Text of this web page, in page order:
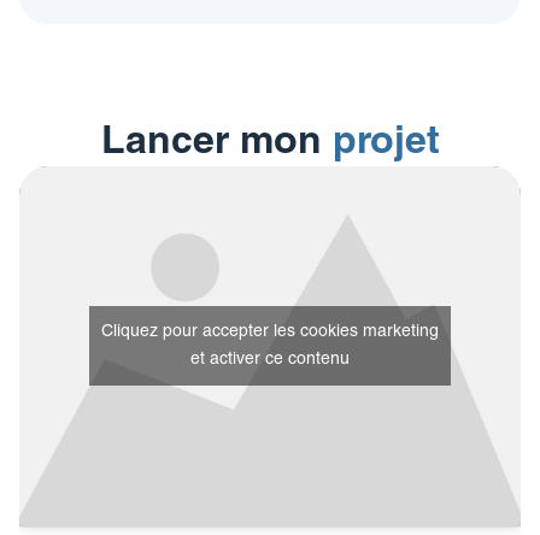
Lancer mon projet
Cliquez pour accepter les cookies marketing
et activer ce contenu